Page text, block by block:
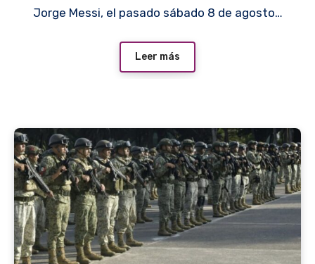
Jorge Messi, el pasado sábado 8 de agosto…
Leer más